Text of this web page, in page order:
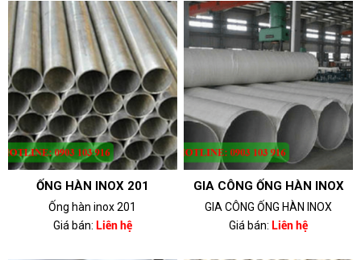
ỐNG HÀN INOX 201
Ống hàn inox 201
Giá bán: Liên hệ
GIA CÔNG ỐNG HÀN INOX
GIA CÔNG ỐNG HÀN INOX
Giá bán: Liên hệ